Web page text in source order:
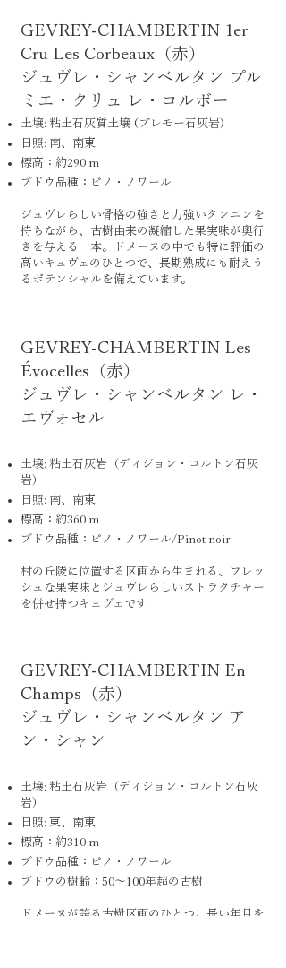
GEVREY-CHAMBERTIN 1er
Cru Les Corbeaux（赤）
ジュヴレ・シャンベルタン プル
ミエ・クリュ レ・コルボー
土壌: 粘土石灰質土壌 (プレモー石灰岩)
日照: 南、南東
標高：約290 m
ブドウ品種：ピノ・ノワール
ジュヴレらしい骨格の強さと力強いタンニンを
持ちながら、古樹由来の凝縮した果実味が奥行
きを与える一本。ドメーヌの中でも特に評価の
高いキュヴェのひとつで、長期熟成にも耐えう
るポテンシャルを備えています。
GEVREY-CHAMBERTIN Les
Évocelles（赤）
ジュヴレ・シャンベルタン レ・
エヴォセル
土壌: 粘土石灰岩（ディジョン・コルトン石灰
岩）
日照: 南、南東
標高：約360 m
ブドウ品種：ピノ・ノワール/Pinot noir
村の丘陵に位置する区画から生まれる、フレッ
シュな果実味とジュヴレらしいストラクチャー
を併せ持つキュヴェです
GEVREY-CHAMBERTIN En
Champs（赤）
ジュヴレ・シャンベルタン ア
ン・シャン
土壌: 粘土石灰岩（ディジョン・コルトン石灰
岩）
日照: 東、南東
標高：約310 m
ブドウ品種：ピノ・ノワール
ブドウの樹齢：50〜100年超の古樹
ドメーヌが誇る古樹区画のひとつ。長い年月を